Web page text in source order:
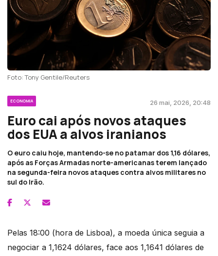
Foto: Tony Gentile/Reuters
ECONOMIA 26 mai, 2026, 20:48
Euro cai após novos ataques
dos EUA a alvos iranianos
O euro caiu hoje, mantendo-se no patamar dos 1,16 dólares,
após as Forças Armadas norte-americanas terem lançado
na segunda-feira novos ataques contra alvos militares no
sul do Irão.
Pelas 18:00 (hora de Lisboa), a moeda única seguia a
negociar a 1,1624 dólares, face aos 1,1641 dólares de